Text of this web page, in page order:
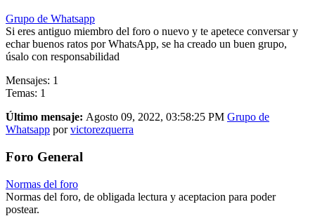
Grupo de Whatsapp
Si eres antiguo miembro del foro o nuevo y te apetece conversar y
echar buenos ratos por WhatsApp, se ha creado un buen grupo,
úsalo con responsabilidad
Mensajes: 1
Temas: 1
Último mensaje: Agosto 09, 2022, 03:58:25 PM Grupo de
Whatsapp porvictorezquerra
Foro General
Normas del foro
Normas del foro, de obligada lectura y aceptacion para poder
postear.